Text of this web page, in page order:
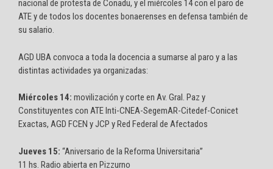
nacional de protesta de Conadu, y el miércoles 14 con el paro de
ATE y de todos los docentes bonaerenses en defensa también de
su salario.
AGD UBA convoca a toda la docencia a sumarse al paro y a las
distintas actividades ya organizadas:
Miércoles 14: movilización y corte en Av. Gral. Paz y
Constituyentes con ATE Inti-CNEA-SegemAR-Citedef-Conicet
Exactas, AGD FCEN y JCP y Red Federal de Afectados
Jueves 15: “Aniversario de la Reforma Universitaria”
11 hs. Radio abierta en Pizzurno